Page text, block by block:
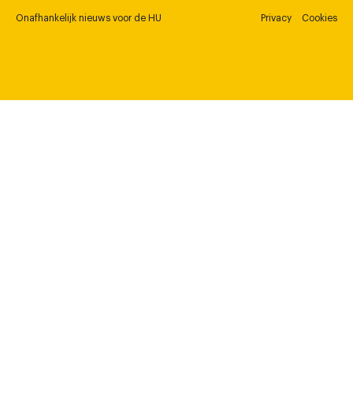
Onafhankelijk nieuws voor de HU Privacy Cookies